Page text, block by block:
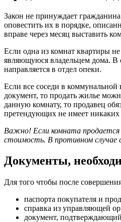
Закон не принуждает
оповестить их в порядке,
вправе через месяц выставить
Если одна из комнат квартиры
являющуюся владельцем дома. В
направляется в отдел опеки.
Если все соседи в
документ, то продать жилье
данную комнату, то продавец
претендующих не имеет никаких
Важно! Если комната
стоимость. В противном случае
Документы,
Для того чтобы после
паспорта покупателя и
справка из управляющей
документ,